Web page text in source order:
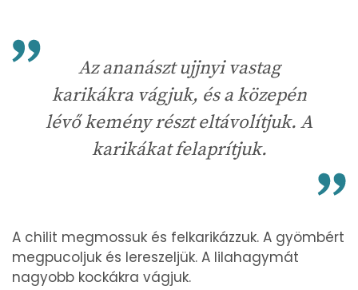
Az ananászt ujjnyi vastag
karikákra vágjuk, és a közepén
lévő kemény részt eltávolítjuk. A
karikákat felaprítjuk.
A chilit megmossuk és felkarikázzuk. A gyömbért
megpucoljuk és lereszeljük. A lilahagymát
nagyobb kockákra vágjuk.